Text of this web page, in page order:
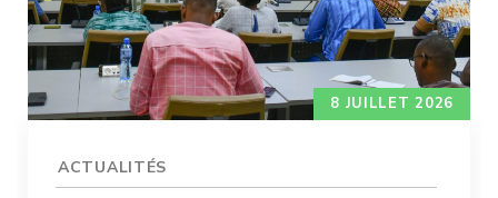
ACTUALITÉS
8 JUILLET 2026